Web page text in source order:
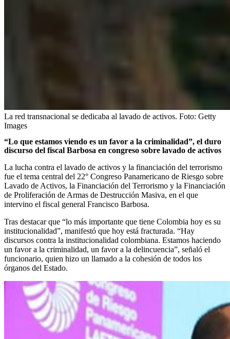
La red transnacional se dedicaba al lavado de activos. Foto: Getty
Images
“Lo que estamos viendo es un favor a la criminalidad”, el duro
discurso del fiscal Barbosa en congreso sobre lavado de activos
La lucha contra el lavado de activos y la financiación del terrorismo
fue el tema central del 22° Congreso Panamericano de Riesgo sobre
Lavado de Activos, la Financiación del Terrorismo y la Financiación
de Proliferación de Armas de Destrucción Masiva, en el que
intervino el fiscal general Francisco Barbosa.
Tras destacar que “lo más importante que tiene Colombia hoy es su
institucionalidad”, manifestó que hoy está fracturada. “Hay
discursos contra la institucionalidad colombiana. Estamos haciendo
un favor a la criminalidad, un favor a la delincuencia”, señaló el
funcionario, quien hizo un llamado a la cohesión de todos los
órganos del Estado.